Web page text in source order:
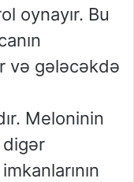
oynayır. Bu
və gələcəkdə
Meloninin
digər